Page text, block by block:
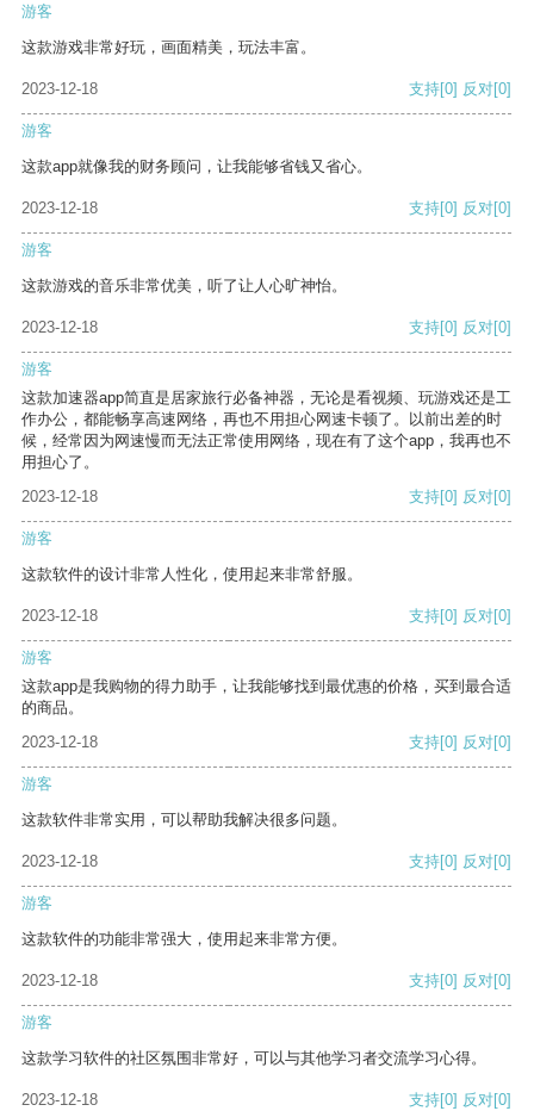
游客
这款游戏非常好玩，画面精美，玩法丰富。
2023-12-18 支持[0] 反对[0]
游客
这款app就像我的财务顾问，让我能够省钱又省心。
2023-12-18 支持[0] 反对[0]
游客
这款游戏的音乐非常优美，听了让人心旷神怡。
2023-12-18 支持[0] 反对[0]
游客
这款加速器app简直是居家旅行必备神器，无论是看视频、玩游戏还是工
作办公，都能畅享高速网络，再也不用担心网速卡顿了。以前出差的时
候，经常因为网速慢而无法正常使用网络，现在有了这个app，我再也不
用担心了。
2023-12-18
支持[0] 反对[0]
游客
这款软件的设计非常人性化，使用起来非常舒服。
2023-12-18 支持[0] 反对[0]
游客
这款app是我购物的得力助手，让我能够找到最优惠的价格，买到最合适
的商品。
2023-12-18
支持[0] 反对[0]
游客
这款软件非常实用，可以帮助我解决很多问题。
2023-12-18 支持[0] 反对[0]
游客
这款软件的功能非常强大，使用起来非常方便。
2023-12-18 支持[0] 反对[0]
游客
这款学习软件的社区氛围非常好，可以与其他学习者交流学习心得。
2023-12-18 支持[0] 反对[0]